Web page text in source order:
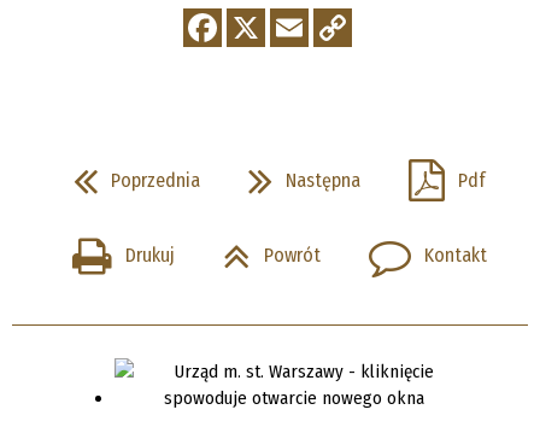
Poprzednia Następna Pdf
Drukuj Powrót Kontakt